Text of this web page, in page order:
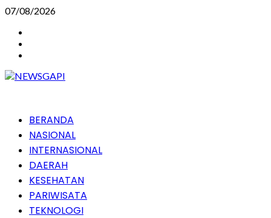
Skip
content
07/08/2026
PrimaryBERANDA
NASIONAL
INTERNASIONAL
DAERAH
KESEHATAN
PARIWISATA
TEKNOLOGI